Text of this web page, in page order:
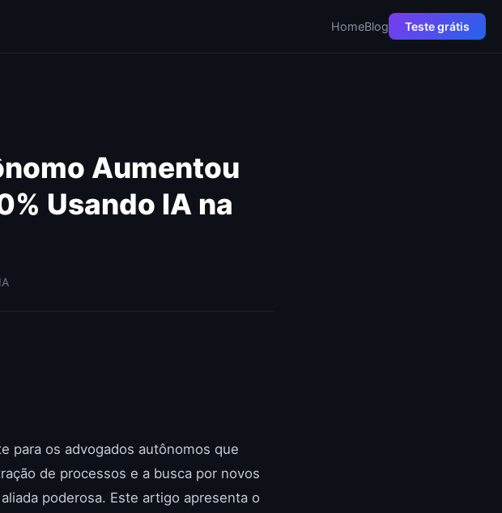
HomeBlog Teste grátis
Aumentou
Usando IA na
para os advogados autônomos que
de processos e a busca por novos
poderosa. Este artigo apresenta o